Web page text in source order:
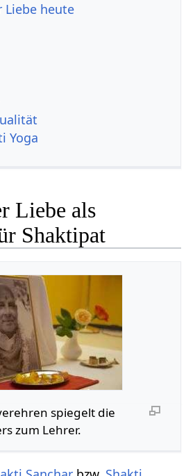
Liebe heute
Yoga
Liebe als
Shaktipat
spiegelt die
zum Lehrer.